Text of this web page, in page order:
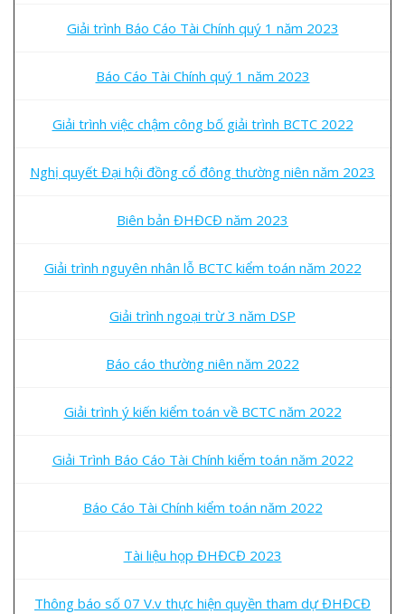
Giải trình Báo Cáo Tài Chính quý 1 năm 2023
Báo Cáo Tài Chính quý 1 năm 2023
Giải trình việc chậm công bố giải trình BCTC 2022
Nghị quyết Đại hội đồng cổ đông thường niên năm 2023
Biên bản ĐHĐCĐ năm 2023
Giải trình nguyên nhân lỗ BCTC kiểm toán năm 2022
Giải trình ngoại trừ 3 năm DSP
Báo cáo thường niên năm 2022
Giải trình ý kiến kiểm toán về BCTC năm 2022
Giải Trình Báo Cáo Tài Chính kiểm toán năm 2022
Báo Cáo Tài Chính kiểm toán năm 2022
Tài liệu họp ĐHĐCĐ 2023
Thông báo số 07 V.v thực hiện quyền tham dự ĐHĐCĐ